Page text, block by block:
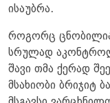
ისაუბრა.
როგორც
სრულად
შავი თმა ქერად
მსახიობი ბრიჯიტ